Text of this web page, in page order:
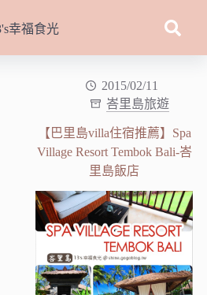
幸福食光
2015/02/11
峇里島旅遊
【巴里島villa住宿推薦】Spa
Village Resort Tembok Bali-峇
里島飯店